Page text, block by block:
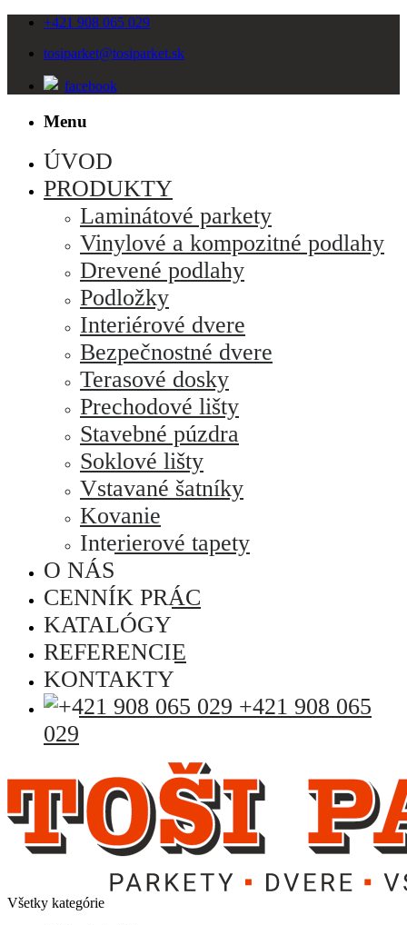
+421 908 065 029
tosiparket@tosiparket.sk
facebook
Menu
ÚVOD
PRODUKTY
Laminátové parkety
Vinylové a kompozitné podlahy
Drevené podlahy
Podložky
Interiérové dvere
Bezpečnostné dvere
Terasové dosky
Prechodové lišty
Stavebné púzdra
Soklové lišty
Vstavané šatníky
Kovanie
Interierové tapety
O NÁS
CENNÍK PRÁC
KATALÓGY
REFERENCIE
KONTAKTY
+421 908 065
029
Všetky kategórie